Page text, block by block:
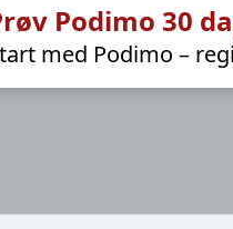
Podimo 30
med Podimo –